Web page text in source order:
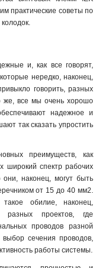
практические советы по
и, как все говорят,
нередко, наконец,
говорить, разных
же, все мы очень хорошо
надежное и
так сказать упростить
преимуществ, как
широкий спектр рабочих
они, наконец, могут быть
от 15 до 40 мм2.
обилие, наконец,
разных проектов, где
проводов разной
сечения проводов,
работы системы.